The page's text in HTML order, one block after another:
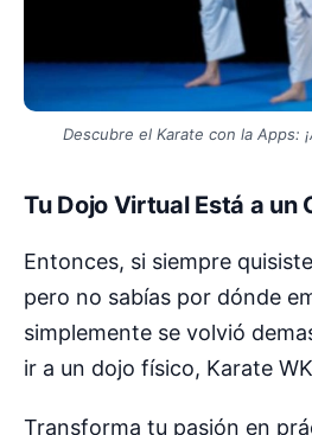
Descubre el Karate con la Apps:
Tu Dojo Virtual Está a un
Entonces, si siempre
pero no sabías por dónde
simplemente se volvió
ir a un dojo físico, Karate
Transforma tu pasión en